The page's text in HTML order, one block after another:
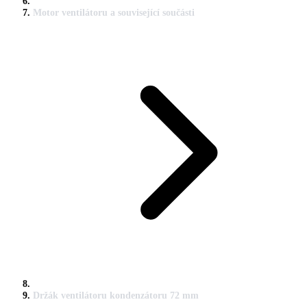
Motor ventilátoru a související součásti
Držák ventilátoru kondenzátoru 72 mm